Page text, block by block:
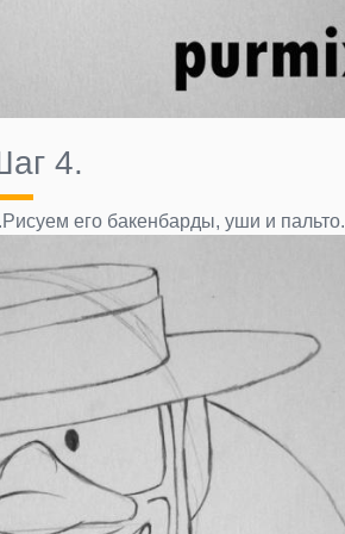
4.
его бакенбарды, уши и пальто.